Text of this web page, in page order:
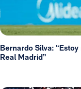
Bernardo Silva:
Real Madrid”